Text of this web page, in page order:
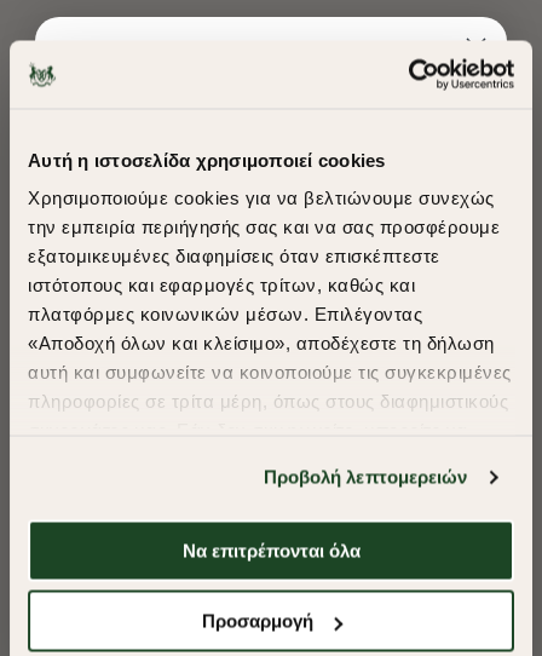
Αυτή η ιστοσελίδα χρησιμοποιεί cookies
Χρησιμοποιούμε cookies για να βελτιώνουμε συνεχώς
την εμπειρία περιήγησής σας και να σας προσφέρουμε
εξατομικευμένες διαφημίσεις όταν επισκέπτεστε
ιστότοπους και εφαρμογές τρίτων, καθώς και
πλατφόρμες κοινωνικών μέσων. Επιλέγοντας
«Αποδοχή όλων και κλείσιμο», αποδέχεστε τη δήλωση
αυτή και συμφωνείτε να κοινοποιούμε τις συγκεκριμένες
πληροφορίες σε τρίτα μέρη, όπως στους διαφημιστικούς
απαιτούμενα cookies» και θα περιοριστούμε
στα cookies και τις τεχνολογίες που είναι απολύτως
απαραίτητα για την ασφαλή απόδοση και
λειτουργικότητα της ιστοσελίδας μας. Ωστόσο, λάβετε
θα μπορούμε να συλλέξουμε πληροφορίες που θα
Προβολή λεπτομερειών
Να επιτρέπονται όλα
Προσαρμογή
ΠΡΟΤΕΙΝΟΥΜΕ ΓΙΑ ΕΣΑΣ
-40%
ΠΑΝΤΕΛΟΝΙ CHINOS ΚΑΠΑΡΤΙΝΑ REGULAR FIT
-40%
​
A Season of Style
SUMMER SALE
Shop Now